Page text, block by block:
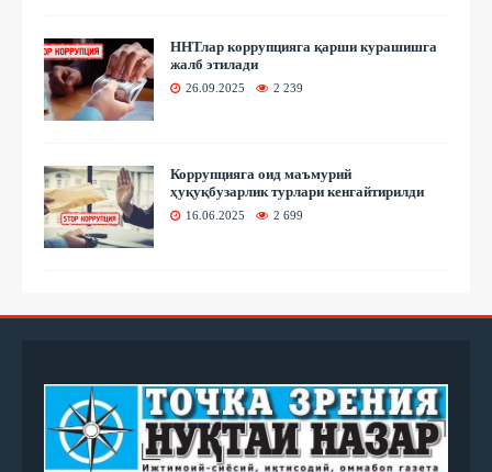
ННТлар коррупцияга қарши курашишга
жалб этилади
26.09.2025 2 239
Коррупцияга оид маъмурий
ҳуқуқбузарлик турлари кенгайтирилди
16.06.2025 2 699